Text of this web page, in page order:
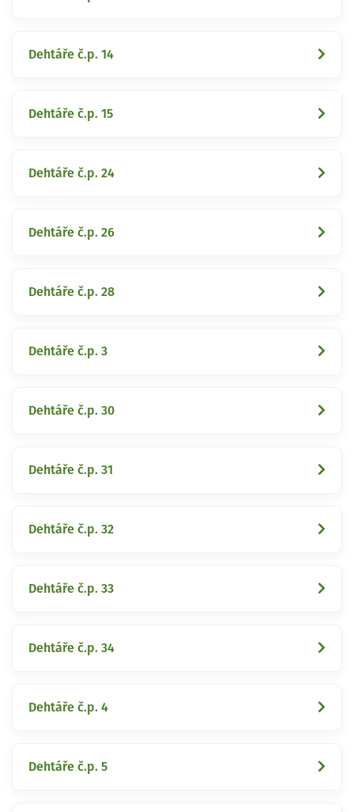
Dehtáře č.p. 14
Dehtáře č.p. 15
Dehtáře č.p. 24
Dehtáře č.p. 26
Dehtáře č.p. 28
Dehtáře č.p. 3
Dehtáře č.p. 30
Dehtáře č.p. 31
Dehtáře č.p. 32
Dehtáře č.p. 33
Dehtáře č.p. 34
Dehtáře č.p. 4
Dehtáře č.p. 5